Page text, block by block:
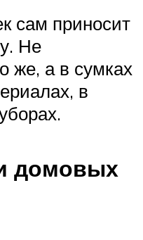
сам приносит
Не
же, а в сумках
в
домовых